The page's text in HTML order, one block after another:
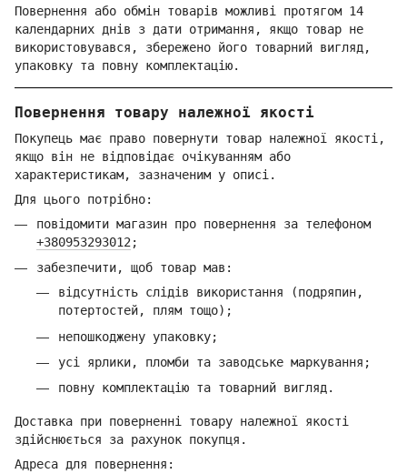
Повернення або обмін товарів можливі протягом 14
календарних днів з дати отримання, якщо товар не
використовувався, збережено його товарний вигляд,
упаковку та повну комплектацію.
Повернення товару належної якості
Покупець має право повернути товар належної якості,
якщо він не відповідає очікуванням або
характеристикам, зазначеним у описі.
Для цього потрібно:
повідомити магазин про повернення за телефоном
+380953293012 ;
забезпечити, щоб товар мав:
відсутність слідів використання (подряпин,
потертостей, плям тощо);
непошкоджену упаковку;
усі ярлики, пломби та заводське маркування;
повну комплектацію та товарний вигляд.
Доставка при поверненні товару належної якості
здійснюється за рахунок покупця.
Адреса для повернення: